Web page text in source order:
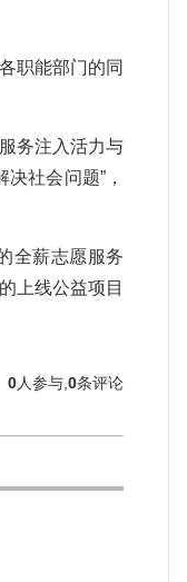
职能部门的同
务注入活力与
社会问题”，
全薪志愿服务
上线公益项目
0条评论
0人参与,